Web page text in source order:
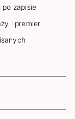
zapisie
i premier